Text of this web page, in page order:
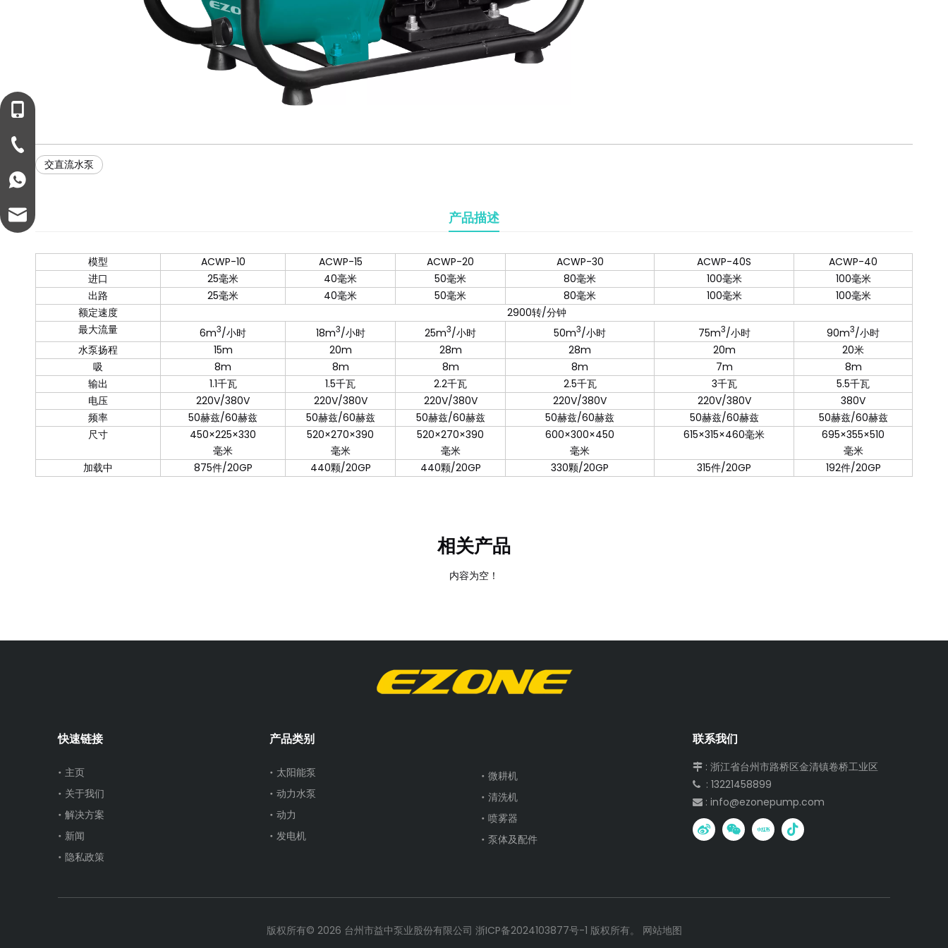
交直流水泵
产品描述
模型 ACWP-10 ACWP-15 ACWP-20 ACWP-30 ACWP-40S
ACWP-40
进口
25毫米 40毫米 50毫米 80毫米 100毫米
100毫米
出路
25毫米 40毫米 50毫米 80毫米 100毫米
100毫米
额定速度
2900转/分钟
最大流量
6m3/小时 18m3/小时 25m3/小时 50m3/小时 75m3/小时 90m3/小时
水泵扬程
15m 20m 28m 28m 20m
20米
吸
8m 8m 8m 8m 7m
8m
输出
1.1千瓦 1.5千瓦 2.2千瓦 2.5千瓦 3千瓦
5.5千瓦
电压
220V/380V 220V/380V 220V/380V 220V/380V 220V/380V
380V
频率
50赫兹/60赫兹 50赫兹/60赫兹 50赫兹/60赫兹 50赫兹/60赫兹 50赫兹/60赫兹
50赫兹/60赫兹
尺寸
450×225×330
毫米
520×270×390
毫米
520×270×390
毫米
600×300×450
毫米
615×315×460毫米
695×355×510
毫米
加载中
875件/20GP 440颗/20GP 440颗/20GP 330颗/20GP 315件/20GP 192件/20GP
相关产品
内容为空！
快速链接
主页
关于我们
解决方案
新闻
隐私政策
产品类别
太阳能泵
动力水泵
动力
发电机
微耕机
清洗机
喷雾器
泵体及配件
联系我们
 : 浙江省台州市路桥区金清镇卷桥工业区
 : 13221458899
 : info@ezonepump.com
+86-57682711399
版权所有© 2026 台州市益中泵业股份有限公司 浙ICP备2024103877号-1 版权所有。 网站地图